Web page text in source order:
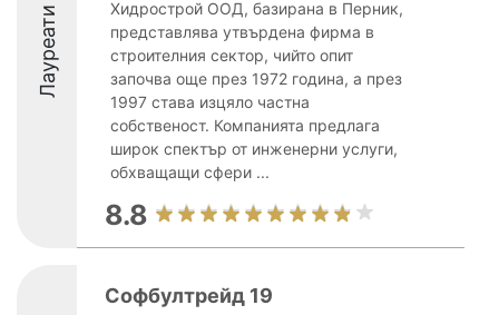
Лауреати
Хидрострой ООД, базирана в Перник,
представлява утвърдена фирма в
строителния сектор, чийто опит
започва още през 1972 година, а през
1997 става изцяло частна
собственост. Компанията предлага
широк спектър от инженерни услуги,
обхващащи сфери ...
8.8
Софбултрейд 19